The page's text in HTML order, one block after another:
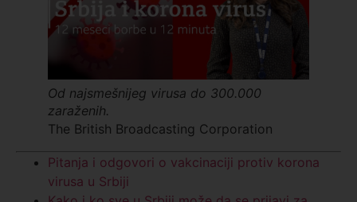
Od najsmešnijeg virusa do 300.000
zaraženih.
The British Broadcasting Corporation
Pitanja i odgovori o vakcinaciji protiv korona
virusa u Srbiji